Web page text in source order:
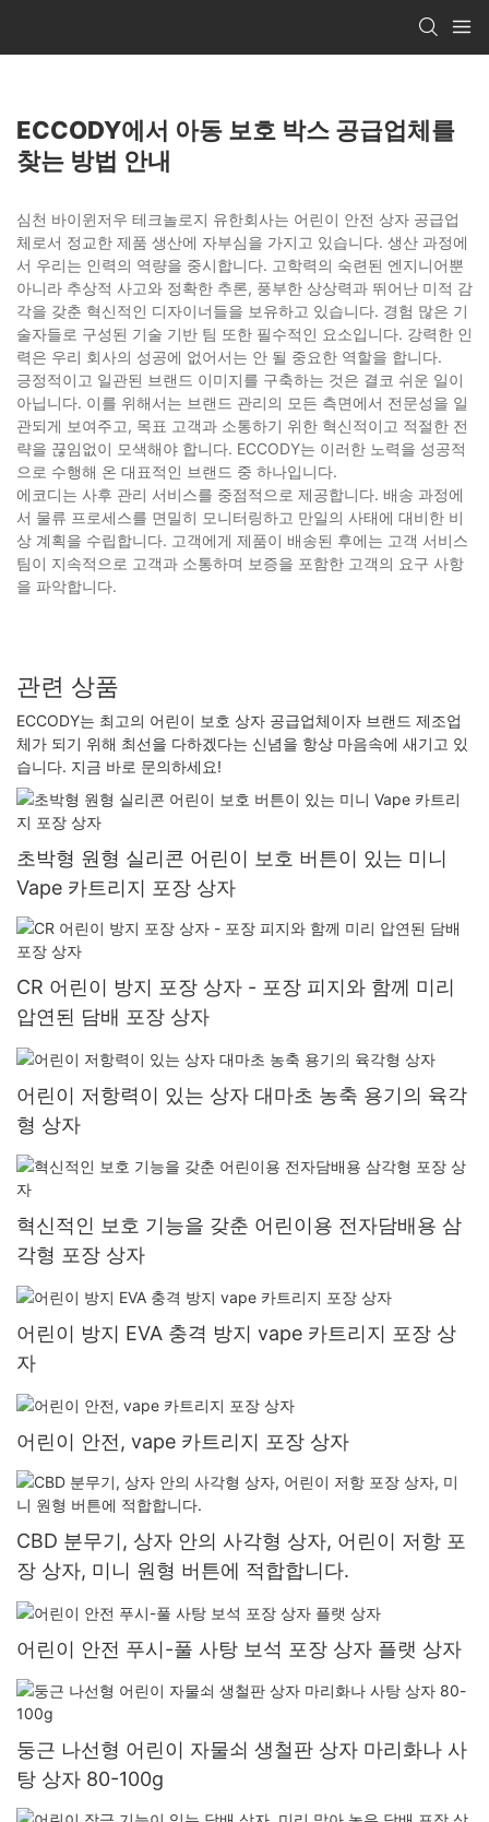
ECCODY에서 아동 보호 박스 공급업체를
찾는 방법 안내
심천 바이윈저우 테크놀로지 유한회사는 어린이 안전 상자 공급업
체로서 정교한 제품 생산에 자부심을 가지고 있습니다. 생산 과정에
서 우리는 인력의 역량을 중시합니다. 고학력의 숙련된 엔지니어뿐
아니라 추상적 사고와 정확한 추론, 풍부한 상상력과 뛰어난 미적 감
각을 갖춘 혁신적인 디자이너들을 보유하고 있습니다. 경험 많은 기
술자들로 구성된 기술 기반 팀 또한 필수적인 요소입니다. 강력한 인
력은 우리 회사의 성공에 없어서는 안 될 중요한 역할을 합니다.
긍정적이고 일관된 브랜드 이미지를 구축하는 것은 결코 쉬운 일이
아닙니다. 이를 위해서는 브랜드 관리의 모든 측면에서 전문성을 일
관되게 보여주고, 목표 고객과 소통하기 위한 혁신적이고 적절한 전
략을 끊임없이 모색해야 합니다. ECCODY는 이러한 노력을 성공적
으로 수행해 온 대표적인 브랜드 중 하나입니다.
에코디는 사후 관리 서비스를 중점적으로 제공합니다. 배송 과정에
서 물류 프로세스를 면밀히 모니터링하고 만일의 사태에 대비한 비
상 계획을 수립합니다. 고객에게 제품이 배송된 후에는 고객 서비스
팀이 지속적으로 고객과 소통하며 보증을 포함한 고객의 요구 사항
을 파악합니다.
관련 상품
ECCODY는 최고의 어린이 보호 상자 공급업체이자 브랜드 제조업
체가 되기 위해 최선을 다하겠다는 신념을 항상 마음속에 새기고 있
습니다. 지금 바로 문의하세요!
초박형 원형 실리콘 어린이 보호 버튼이 있는 미니
Vape 카트리지 포장 상자
CR 어린이 방지 포장 상자 - 포장 피지와 함께 미리
압연된 담배 포장 상자
어린이 저항력이 있는 상자 대마초 농축 용기의 육각
형 상자
혁신적인 보호 기능을 갖춘 어린이용 전자담배용 삼
각형 포장 상자
어린이 방지 EVA 충격 방지 vape 카트리지 포장 상
자
어린이 안전, vape 카트리지 포장 상자
CBD 분무기, 상자 안의 사각형 상자, 어린이 저항 포
장 상자, 미니 원형 버튼에 적합합니다.
어린이 안전 푸시-풀 사탕 보석 포장 상자 플랫 상자
둥근 나선형 어린이 자물쇠 생철판 상자 마리화나 사
탕 상자 80-100g